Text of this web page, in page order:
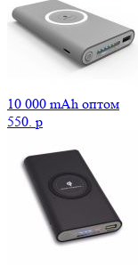
10 000 mAh оптом
550. p